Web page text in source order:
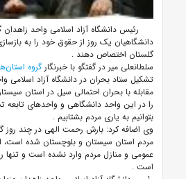
رئیس دانشگاه آزاد اسلامی واحد
دانشگاهیان یک روز از حقوق خود را به
گلستان اختصاص دهند .
سلطانعلی میر در گفتگو با خبرنگار گروه
تشکیل ستاد بحران در دانشگاه آزاد اسلامی
مقابله با بحران احتمالی سیل در استان
را در این واحد دانشگاهی و واحدهای تابعه
بتوانیم به یاری مردم بشتابیم .
وی اضافه کرد: بارش رحمت الهی در چند
مردم استان سیستان و بلوچستان شده است،
عمومی و منازل مردم وارد نشده است و تنها
است .